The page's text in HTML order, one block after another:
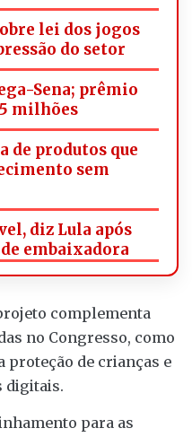
lei dos jogos
do setor
Sena; prêmio
milhões
de produtos que
sem
diz Lula após
embaixadora
complementa
no Congresso, como
proteção de crianças e
digitais.
para as